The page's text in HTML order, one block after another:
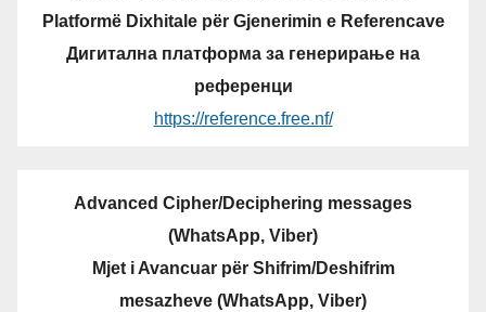
Platformë Dixhitale për Gjenerimin e Referencave
Дигитална платформа за генерирање на
референци
https://reference.free.nf/
Advanced Cipher/Deciphering messages
(WhatsApp, Viber)
Mjet i Avancuar për Shifrim/Deshifrim
mesazheve (WhatsApp, Viber)